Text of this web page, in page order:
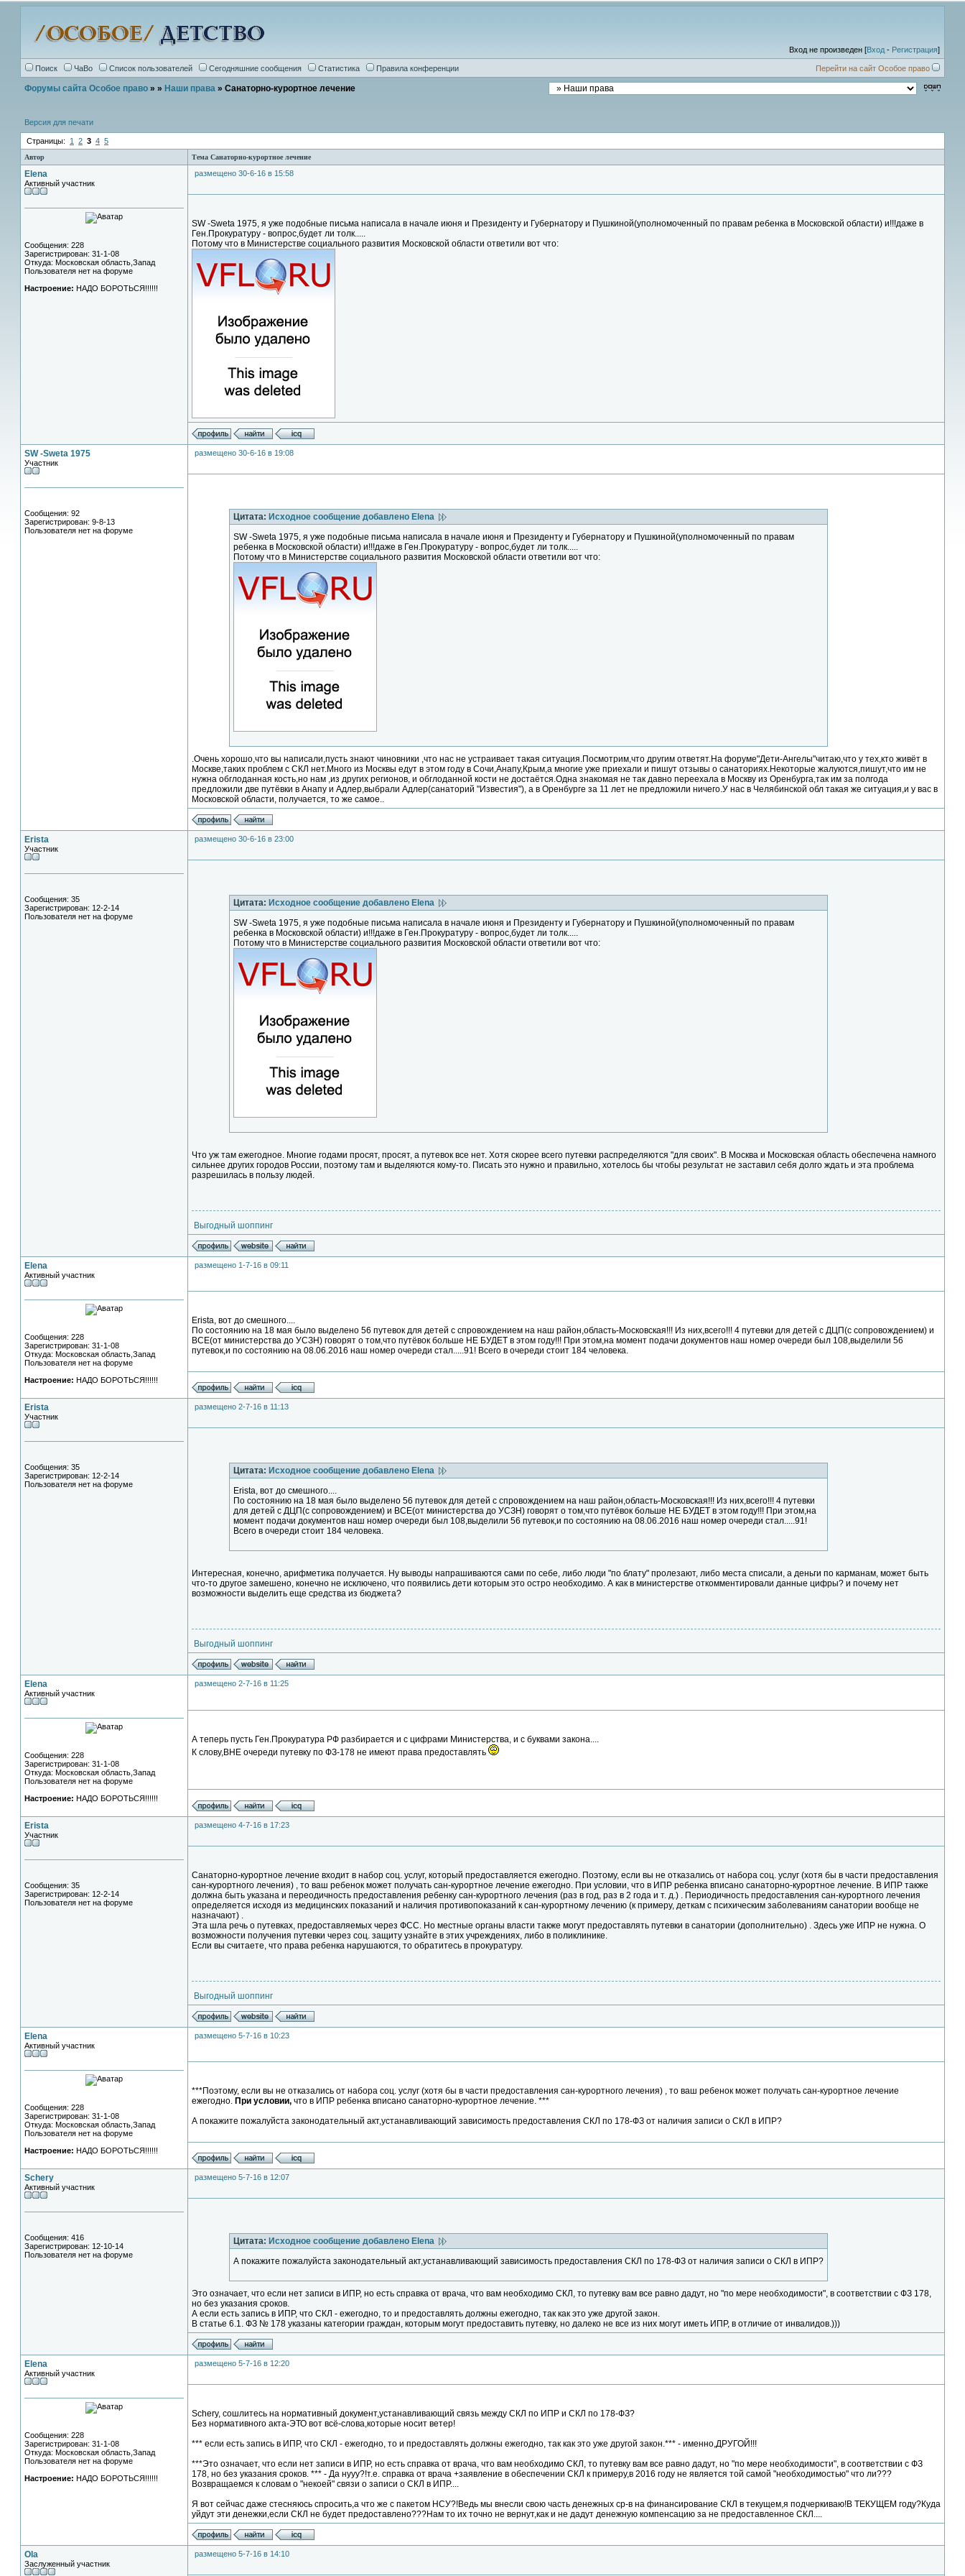
Вход не произведен [Вход - Регистрация]
Поиск ЧаВо Список пользователей Сегодняшние сообщения Статистика Правила конференции Перейти на сайт Особое право
Форумы сайта Особое право » » Наши права » Санаторно-курортное лечение
Версия для печати
Страницы: 1 2 3 4 5
Автор Тема Санаторно-курортное лечение
Elena
Активный участник
Сообщения: 228
Зарегистрирован: 31-1-08
Откуда: Московская область,Запад
Пользователя нет на форуме
Настроение: НАДО БОРОТЬСЯ!!!!!!
размещено 30-6-16 в 15:58
SW -Sweta 1975, я уже подобные письма написала в начале июня и Президенту и Губернатору и Пушкиной(уполномоченный по правам ребенка в Московской области) и!!!даже в
Ген.Прокуратуру - вопрос,будет ли толк.....
Потому что в Министерстве социального развития Московской области ответили вот что:
SW -Sweta 1975
Участник
Сообщения: 92
Зарегистрирован: 9-8-13
Пользователя нет на форуме
размещено 30-6-16 в 19:08
Цитата: Исходное сообщение добавлено Elena
SW -Sweta 1975, я уже подобные письма написала в начале июня и Президенту и Губернатору и Пушкиной(уполномоченный по правам
ребенка в Московской области) и!!!даже в Ген.Прокуратуру - вопрос,будет ли толк.....
Потому что в Министерстве социального развития Московской области ответили вот что:
.Очень хорошо,что вы написали,пусть знают чиновники ,что нас не устраивает такая ситуация.Посмотрим,что другим ответят.На форуме"Дети-Ангелы"читаю,что у тех,кто живёт в
Москве,таких проблем с СКЛ нет.Много из Москвы едут в этом году в Сочи,Анапу,Крым,а многие уже приехали и пишут отзывы о санаториях.Некоторые жалуются,пишут,что им не
нужна обглоданная кость,но нам ,из других регионов, и обглоданной кости не достаётся.Одна знакомая не так давно переехала в Москву из Оренбурга,так им за полгода
предложили две путёвки в Анапу и Адлер,выбрали Адлер(санаторий "Известия"), а в Оренбурге за 11 лет не предложили ничего.У нас в Челябинской обл такая же ситуация,и у вас в
Московской области, получается, то же самое..
Erista
Участник
Сообщения: 35
Зарегистрирован: 12-2-14
Пользователя нет на форуме
размещено 30-6-16 в 23:00
Цитата: Исходное сообщение добавлено Elena
SW -Sweta 1975, я уже подобные письма написала в начале июня и Президенту и Губернатору и Пушкиной(уполномоченный по правам
ребенка в Московской области) и!!!даже в Ген.Прокуратуру - вопрос,будет ли толк.....
Потому что в Министерстве социального развития Московской области ответили вот что:
Что уж там ежегодное. Многие годами просят, просят, а путевок все нет. Хотя скорее всего путевки распределяются "для своих". В Москва и Московская область обеспечена намного
сильнее других городов России, поэтому там и выделяются кому-то. Писать это нужно и правильно, хотелось бы чтобы результат не заставил себя долго ждать и эта проблема
разрешилась в пользу людей.
Выгодный шоппинг
Elena
Активный участник
Сообщения: 228
Зарегистрирован: 31-1-08
Откуда: Московская область,Запад
Пользователя нет на форуме
Настроение: НАДО БОРОТЬСЯ!!!!!!
размещено 1-7-16 в 09:11
Erista, вот до смешного....
По состоянию на 18 мая было выделено 56 путевок для детей с спровождением на наш район,область-Московская!!! Из них,всего!!! 4 путевки для детей с ДЦП(с сопровождением) и
ВСЕ(от министерства до УСЗН) говорят о том,что путёвок больше НЕ БУДЕТ в этом году!!! При этом,на момент подачи документов наш номер очереди был 108,выделили 56
путевок,и по состоянию на 08.06.2016 наш номер очереди стал.....91! Всего в очереди стоит 184 человека.
Erista
Участник
Сообщения: 35
Зарегистрирован: 12-2-14
Пользователя нет на форуме
размещено 2-7-16 в 11:13
Цитата: Исходное сообщение добавлено Elena
Erista, вот до смешного....
По состоянию на 18 мая было выделено 56 путевок для детей с спровождением на наш район,область-Московская!!! Из них,всего!!! 4 путевки
для детей с ДЦП(с сопровождением) и ВСЕ(от министерства до УСЗН) говорят о том,что путёвок больше НЕ БУДЕТ в этом году!!! При этом,на
момент подачи документов наш номер очереди был 108,выделили 56 путевок,и по состоянию на 08.06.2016 наш номер очереди стал.....91!
Всего в очереди стоит 184 человека.
Интересная, конечно, арифметика получается. Ну выводы напрашиваются сами по себе, либо люди "по блату" пролезают, либо места списали, а деньги по карманам, может быть
что-то другое замешено, конечно не исключено, что появились дети которым это остро необходимо. А как в министерстве откомментировали данные цифры? и почему нет
возможности выделить еще средства из бюджета?
Выгодный шоппинг
Elena
Активный участник
Сообщения: 228
Зарегистрирован: 31-1-08
Откуда: Московская область,Запад
Пользователя нет на форуме
Настроение: НАДО БОРОТЬСЯ!!!!!!
размещено 2-7-16 в 11:25
А теперь пусть Ген.Прокуратура РФ разбирается и с цифрами Министерства, и с буквами закона....
К слову,ВНЕ очереди путевку по ФЗ-178 не имеют права предоставлять
Erista
Участник
Сообщения: 35
Зарегистрирован: 12-2-14
Пользователя нет на форуме
размещено 4-7-16 в 17:23
Санаторно-курортное лечение входит в набор соц. услуг, который предоставляется ежегодно. Поэтому, если вы не отказались от набора соц. услуг (хотя бы в части предоставления
сан-курортного лечения) , то ваш ребенок может получать сан-курортное лечение ежегодно. При условии, что в ИПР ребенка вписано санаторно-курортное лечение. В ИПР также
должна быть указана и переодичность предоставления ребенку сан-курортного лечения (раз в год, раз в 2 года и т. д.) . Периодичность предоставления сан-курортного лечения
определяется исходя из медицинских показаний и наличия противопоказаний к сан-курортному лечению (к примеру, деткам с психическим заболеваниям санатории вообще не
назначают) .
Эта шла речь о путевках, предоставляемых через ФСС. Но местные органы власти также могут предоставлять путевки в санатории (дополнительно) . Здесь уже ИПР не нужна. О
возможности получения путевки через соц. защиту узнайте в этих учреждениях, либо в поликлинике.
Если вы считаете, что права ребенка нарушаются, то обратитесь в прокуратуру.
Выгодный шоппинг
Elena
Активный участник
Сообщения: 228
Зарегистрирован: 31-1-08
Откуда: Московская область,Запад
Пользователя нет на форуме
Настроение: НАДО БОРОТЬСЯ!!!!!!
размещено 5-7-16 в 10:23
***Поэтому, если вы не отказались от набора соц. услуг (хотя бы в части предоставления сан-курортного лечения) , то ваш ребенок может получать сан-курортное лечение
ежегодно. При условии, что в ИПР ребенка вписано санаторно-курортное лечение. ***
А покажите пожалуйста законодательный акт,устанавливающий зависимость предоставления СКЛ по 178-ФЗ от наличия записи о СКЛ в ИПР?
Schery
Активный участник
Сообщения: 416
Зарегистрирован: 12-10-14
Пользователя нет на форуме
размещено 5-7-16 в 12:07
Цитата: Исходное сообщение добавлено Elena
А покажите пожалуйста законодательный акт,устанавливающий зависимость предоставления СКЛ по 178-ФЗ от наличия записи о СКЛ в ИПР?
Это означает, что если нет записи в ИПР, но есть справка от врача, что вам необходимо СКЛ, то путевку вам все равно дадут, но "по мере необходимости", в соответствии с ФЗ 178,
но без указания сроков.
А если есть запись в ИПР, что СКЛ - ежегодно, то и предоставлять должны ежегодно, так как это уже другой закон.
В статье 6.1. ФЗ № 178 указаны категории граждан, которым могут предоставить путевку, но далеко не все из них могут иметь ИПР, в отличие от инвалидов.)))
Elena
Активный участник
Сообщения: 228
Зарегистрирован: 31-1-08
Откуда: Московская область,Запад
Пользователя нет на форуме
Настроение: НАДО БОРОТЬСЯ!!!!!!
размещено 5-7-16 в 12:20
Schery, сошлитесь на нормативный документ,устанавливающий связь между СКЛ по ИПР и СКЛ по 178-ФЗ?
Без нормативного акта-ЭТО вот всё-слова,которые носит ветер!
*** если есть запись в ИПР, что СКЛ - ежегодно, то и предоставлять должны ежегодно, так как это уже другой закон.*** - именно,ДРУГОЙ!!!
***Это означает, что если нет записи в ИПР, но есть справка от врача, что вам необходимо СКЛ, то путевку вам все равно дадут, но "по мере необходимости", в соответствии с ФЗ
178, но без указания сроков. *** - Да нууу?!т.е. справка от врача +заявление в обеспечении СКЛ к примеру,в 2016 году не является той самой "необходимостью" что ли???
Возвращаемся к словам о "некоей" связи о записи о СКЛ в ИПР....
Я вот сейчас даже стесняюсь спросить,а что же с пакетом НСУ?!Ведь мы внесли свою часть денежных ср-в на финансирование СКЛ в текущем,я подчеркиваю!В ТЕКУЩЕМ году?Куда
уйдут эти денежки,если СКЛ не будет предоставлено???Нам то их точно не вернут,как и не дадут денежную компенсацию за не предоставленное СКЛ....
Ola
Заслуженный участник
размещено 5-7-16 в 14:10